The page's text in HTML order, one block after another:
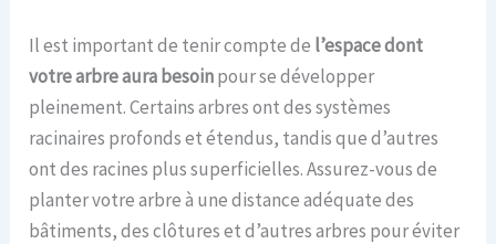
Il est important de tenir compte de l’espace dont
votre arbre aura besoinpour se développer
pleinement. Certains arbres ont des systèmes
racinaires profonds et étendus, tandis que d’autres
ont des racines plus superficielles. Assurez-vous de
planter votre arbre à une distance adéquate des
bâtiments, des clôtures et d’autres arbres pour éviter